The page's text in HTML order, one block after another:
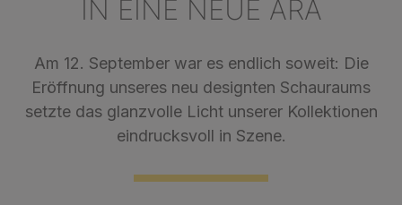
IN EINE NEUE ÄRA
Am 12. September war es endlich soweit: Die
Eröffnung unseres neu designten Schauraums
setzte das glanzvolle Licht unserer Kollektionen
eindrucksvoll in Szene.